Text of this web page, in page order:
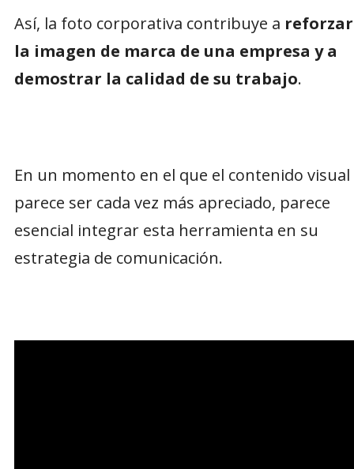
Así, la foto corporativa contribuye a reforzar
la imagen de marca de una empresa y a
demostrar la calidad de su trabajo.
En un momento en el que el contenido visual
parece ser cada vez más apreciado, parece
esencial integrar esta herramienta en su
estrategia de comunicación.